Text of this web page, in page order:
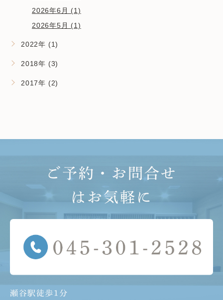
2026年6月 (1)
2026年5月 (1)
2022年 (1)
2018年 (3)
2017年 (2)
ご予約・お問合せ
はお気軽に
瀬谷駅徒歩1分